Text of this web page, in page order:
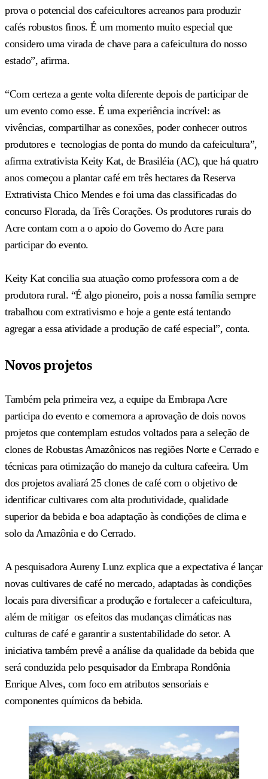
prova o potencial dos cafeicultores acreanos para produzir
cafés robustos finos. É um momento muito especial que
considero uma virada de chave para a cafeicultura do nosso
estado”, afirma.
“Com certeza a gente volta diferente depois de participar de
um evento como esse. É uma experiência incrível: as
vivências, compartilhar as conexões, poder conhecer outros
produtores e tecnologias de ponta do mundo da cafeicultura”,
afirma extrativista Keity Kat, de Brasiléia (AC), que há quatro
anos começou a plantar café em três hectares da Reserva
Extrativista Chico Mendes e foi uma das classificadas do
concurso Florada, da Três Corações. Os produtores rurais do
Acre contam com a o apoio do Governo do Acre para
participar do evento.
Keity Kat concilia sua atuação como professora com a de
produtora rural. “É algo pioneiro, pois a nossa família sempre
trabalhou com extrativismo e hoje a gente está tentando
agregar a essa atividade a produção de café especial”, conta.
Novos projetos
Também pela primeira vez, a equipe da Embrapa Acre
participa do evento e comemora a aprovação de dois novos
projetos que contemplam estudos voltados para a seleção de
clones de Robustas Amazônicos nas regiões Norte e Cerrado e
técnicas para otimização do manejo da cultura cafeeira. Um
dos projetos avaliará 25 clones de café com o objetivo de
identificar cultivares com alta produtividade, qualidade
superior da bebida e boa adaptação às condições de clima e
solo da Amazônia e do Cerrado.
A pesquisadora Aureny Lunz explica que a expectativa é lançar
novas cultivares de café no mercado, adaptadas às condições
locais para diversificar a produção e fortalecer a cafeicultura,
além de mitigar os efeitos das mudanças climáticas nas
culturas de café e garantir a sustentabilidade do setor. A
iniciativa também prevê a análise da qualidade da bebida que
será conduzida pelo pesquisador da Embrapa Rondônia
Enrique Alves, com foco em atributos sensoriais e
componentes químicos da bebida.